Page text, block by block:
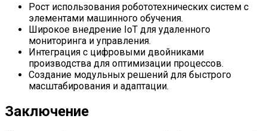
Рост использования робототехнических систем с
элементами машинного обучения.
Широкое внедрение IoT для удаленного
мониторинга и управления.
Интеграция с цифровыми двойниками
производства для оптимизации процессов.
Создание модульных решений для быстрого
масштабирования и адаптации.
Заключение